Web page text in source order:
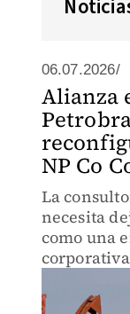
06.07.2026/
Alianza
NP Co
La
necesita
como una